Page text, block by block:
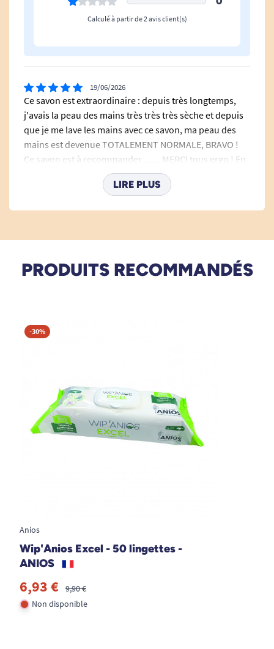
En cas de contact, rincer abondamment à l'eau
COCOATE, GLYCERIN, PRUNUS AMYGDALUS
DULCIS (SWEET ALMOND) OIL,
HYDROXYETHYLCELLULOSE, COCOS NUCIFERA
(COCONUT) OIL,TEA-COCOATE, TETRASODIUM
EDTA , TOCOPHEROL
Calculé à partir de 2 avis client(s)
19/06/2026
Ce savon est extraordinaire : depuis très longtemps,
j'avais la peau des mains très très très sèche et depuis
que je me lave les mains avec ce savon, ma peau des
mains est devenue TOTALEMENT NORMALE, BRAVO !
Ce savon est à recommander ... ... MERCI tous ergo ! En
plus c'est un bon rapport qualité-prix.
01/01/2026
A. Anonymous
LIRE PLUS
PRODUITS RECOMMANDÉS
-30%
Anios
Wip'Anios Excel - 50 lingettes -
ANIOS
6,93 €
9,90 €
Non disponible